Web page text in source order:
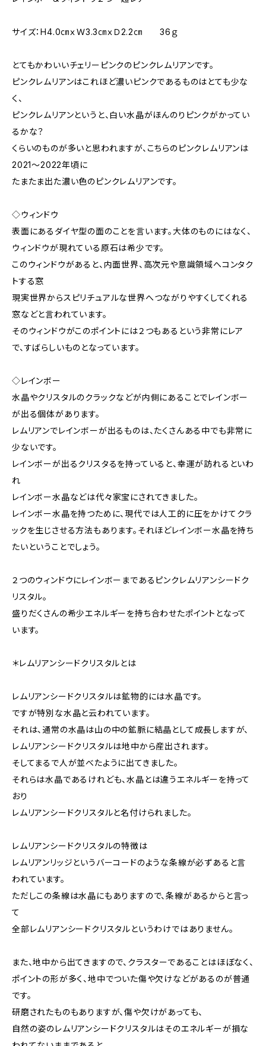
サイズ：H4.0㎝ｘＷ3.3㎝ｘＤ2.2㎝ 36ｇ
とてもかわいいチェリーピンクのピンクレムリアンです。
ピンクレムリアンはこれほど濃いピンクであるものはとても少な
く、
ピンクレムリアンというと、白い水晶がほんのりピンクがかってい
るかな？
くらいのものが多いと思われますが、こちらのピンクレムリアンは
2021～2022年頃に
たまたま出た濃い色のピンクレムリアンです。
◇ウィンドウ
表面にあるダイヤ型の面のことを言います。大体のものにはなく、
ウィンドウが現れている原石は希少です。
このウィンドウがあると、内面世界、高次元や意識領域へコンタク
トする窓
現実世界からスピリチュアルな世界へつながりやすくしてくれる
窓などと言われています。
そのウィンドウがこのポイントには２つもあるという非常にレア
で、すばらしいものとなっています。
◇レインボー
水晶やクリスタルのクラックなどが内側にあることでレインボー
が出る個体があります。
レムリアンでレインボーが出るものは、たくさんある中でも非常に
少ないです。
レインボーが出るクリスタるを持っていると、幸運が訪れるといわ
れ
レインボー水晶などは代々家宝にされてきました。
レインボー水晶を持つために、現代では人工的に圧をかけてクラ
ックを生じさせる方法もあります。それほどレインボー水晶を持ち
たいということでしょう。
２つのウィンドウにレインボーまであるピンクレムリアンシードク
リスタル。
盛りだくさんの希少エネルギーを持ち合わせたポイントとなって
います。
＊レムリアンシードクリスタルとは
レムリアンシードクリスタルは鉱物的には水晶です。
ですが特別な水晶と云われています。
それは、通常の水晶は山の中の鉱脈に結晶として成長しますが、
レムリアンシードクリスタルは地中から産出されます。
そしてまるで人が並べたように出てきました。
それらは水晶であるけれども、水晶とは違うエネルギーを持って
おり
レムリアンシードクリスタルと名付けられました。
レムリアンシードクリスタルの特徴は
レムリアンリッジというバーコードのような条線が必ずあると言
われています。
ただしこの条線は水晶にもありますので、条線があるからと言っ
て
全部レムリアンシードクリスタルというわけではありません。
また、地中から出てきますので、クラスターであることはほぼなく、
ポイントの形が多く、地中でついた傷や欠けなどがあるのが普通
です。
研磨されたものもありますが、傷や欠けがあっても、
自然の姿のレムリアンシードクリスタルはそのエネルギーが損な